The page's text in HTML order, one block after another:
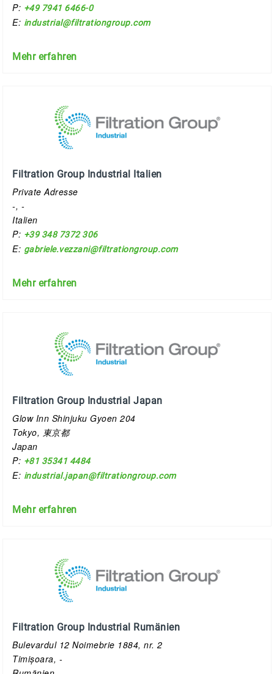
P: +49 7941 6466-0
E: industrial@filtrationgroup.com
Mehr erfahren
Filtration Group Industrial Italien
Private Adresse
-, -
Italien
P: +39 348 7372 306
E: gabriele.vezzani@filtrationgroup.com
Mehr erfahren
Filtration Group Industrial Japan
Glow Inn Shinjuku Gyoen 204
Tokyo, 東京都
Japan
P: +81 35341 4484
E: industrial.japan@filtrationgroup.com
Mehr erfahren
Filtration Group Industrial Rumänien
Bulevardul 12 Noimebrie 1884, nr. 2
Timișoara, -